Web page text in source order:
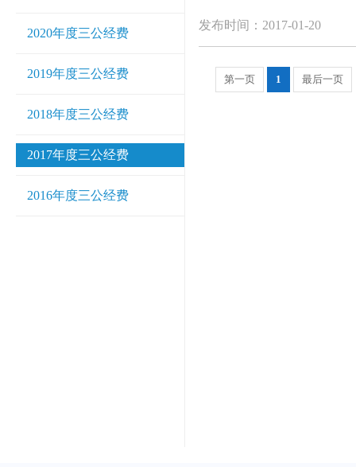
2020年度三公经费
2019年度三公经费
2018年度三公经费
2017年度三公经费
2016年度三公经费
发布时间：2017-01-20
第一页 1 最后一页